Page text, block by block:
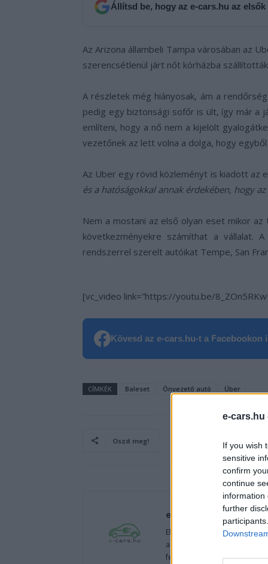
e-cars.hu
If you wish
sensitive
confirm
continue
information
further
Állítsd be, hogy az e-cars.hu az
Az Arizona állambeli Tampa városában az
szerencsétlenül járt nőt kórházba
A részletek még hiányosak, ám a
pedig egy biztonsági sofőr is ült, így már a
említeni, hogy a nő nem a kijelölt
vezetőnek az lett volna a dolga, hogy
Az Uber egy rövid közleményt is kiadott az
és a hatóságokkal annak érdekében, hogy
Nem a mostani az első olyan eset mikor
következményekre számíthat a vállalat.
rendszerrel szerelt autóikat Tempe, San
[vc_video link=”https://youtu.be/
Kövesd az e-cars.hu-t a Facebookon
CÍMKÉK Baleset Önvezető autó Über
Oszd meg!
e-cars.hu
Elektromosan közlekedsz,
autók világából, vagy
fenntarthatóság területén?